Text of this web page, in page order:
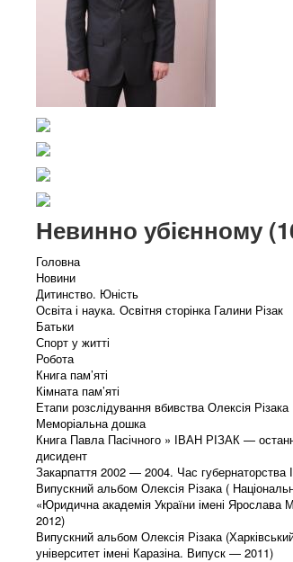
Невинно убієнному
Головна
Новини
Дитинство. Юність
Освіта і наука. Освітня сторінка Галини Різак
Батьки
Спорт у житті
Робота
Книга пам’яті
Кімната пам’яті
Етапи розслідування вбивства Олексія Різака
Меморіальна дошка
Книга Павла Пасічного » ІВАН РІЗАК —
дисидент
Закарпаття 2002 — 2004. Час губернаторства
Випускний альбом Олексія Різака (
«Юридична академія України імені Ярослава
2012)
Випускний альбом Олексія Різака
університет імені Каразіна. Випуск — 2011)